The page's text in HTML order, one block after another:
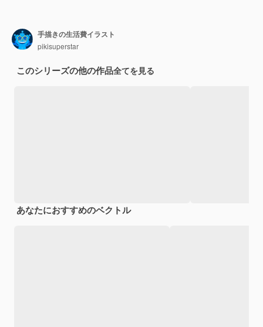
手描きの生活費イラスト
pikisuperstar
このシリーズの他の作品全てを見る
あなたにおすすめのベクトル